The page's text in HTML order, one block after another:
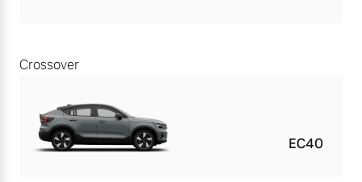
Crossover
EC40